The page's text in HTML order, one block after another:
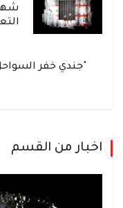
"جندي خفر
اخبار من القسم